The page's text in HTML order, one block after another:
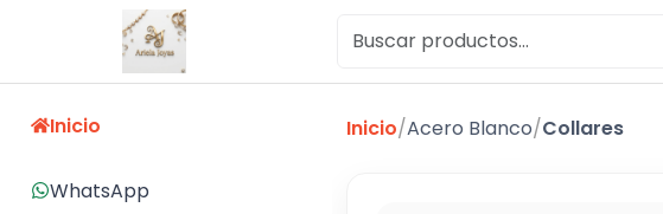
Inicio
WhatsApp
Inicio/Acero Blanco/Collares